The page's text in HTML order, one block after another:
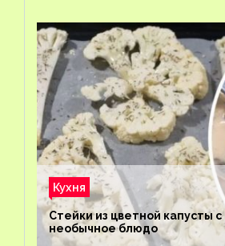
Кухня
Стейки из цветной капусты
необычное блюдо